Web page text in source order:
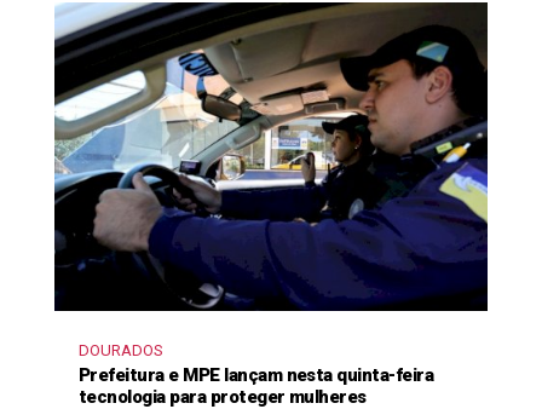
DOURADOS
Prefeitura e MPE lançam nesta quinta-feira
tecnologia para proteger mulheres